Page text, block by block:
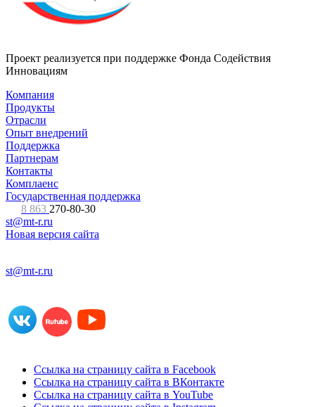
Проект реализуется при поддержке Фонда Содействия
Инновациям
Компания
Продукты
Отрасли
Опыт внедрений
Поддержка
Партнерам
Контакты
Комплаенс
Государственная поддержка
8 863 270-80-30
st@mt-r.ru
Новая версия сайта
st@mt-r.ru
Ссылка на страницу сайта в Facebook
Ссылка на страницу сайта в ВКонтакте
Ссылка на страницу сайта в YouTube